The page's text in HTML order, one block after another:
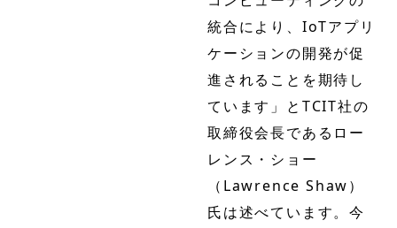
統合により、IoTアプリ
ケーションの開発が促
進されることを期待し
ています」とTCIT社の
取締役会長であるロー
レンス・ショー
（Lawrence Shaw）
氏は述べています。今